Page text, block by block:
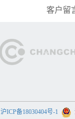
客户留
沪ICP备18030404号-1